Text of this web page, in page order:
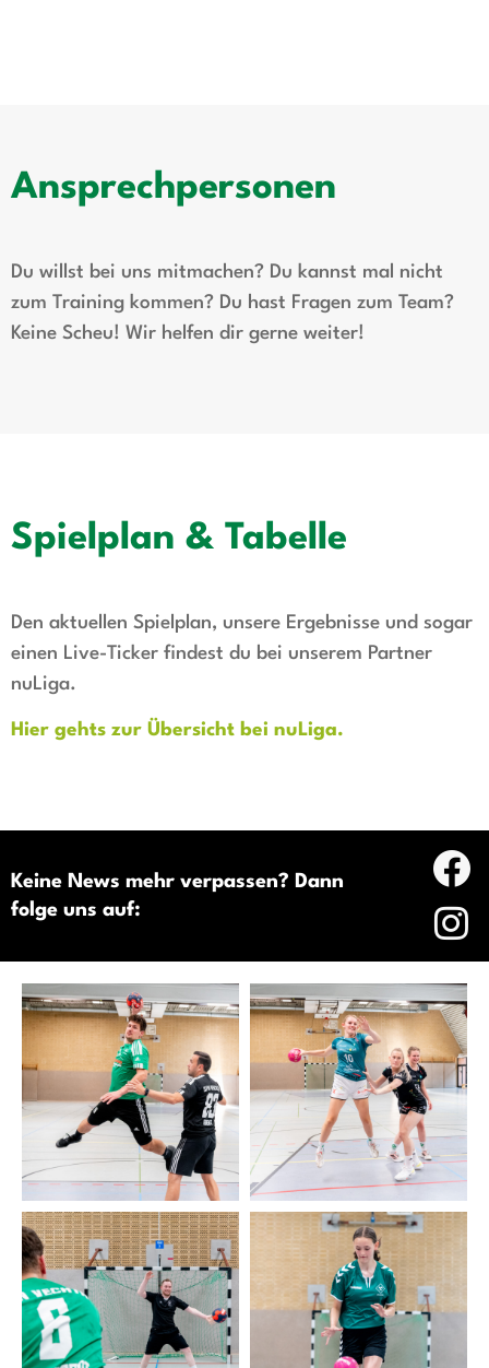
Ansprechpersonen
Du willst bei uns mitmachen? Du kannst mal nicht
zum Training kommen? Du hast Fragen zum Team?
Keine Scheu! Wir helfen dir gerne weiter!
Spielplan & Tabelle
Den aktuellen Spielplan, unsere Ergebnisse und sogar
einen Live-Ticker findest du bei unserem Partner
nuLiga.
Hier gehts zur Übersicht bei nuLiga.
Keine News mehr verpassen? Dann
folge uns auf: